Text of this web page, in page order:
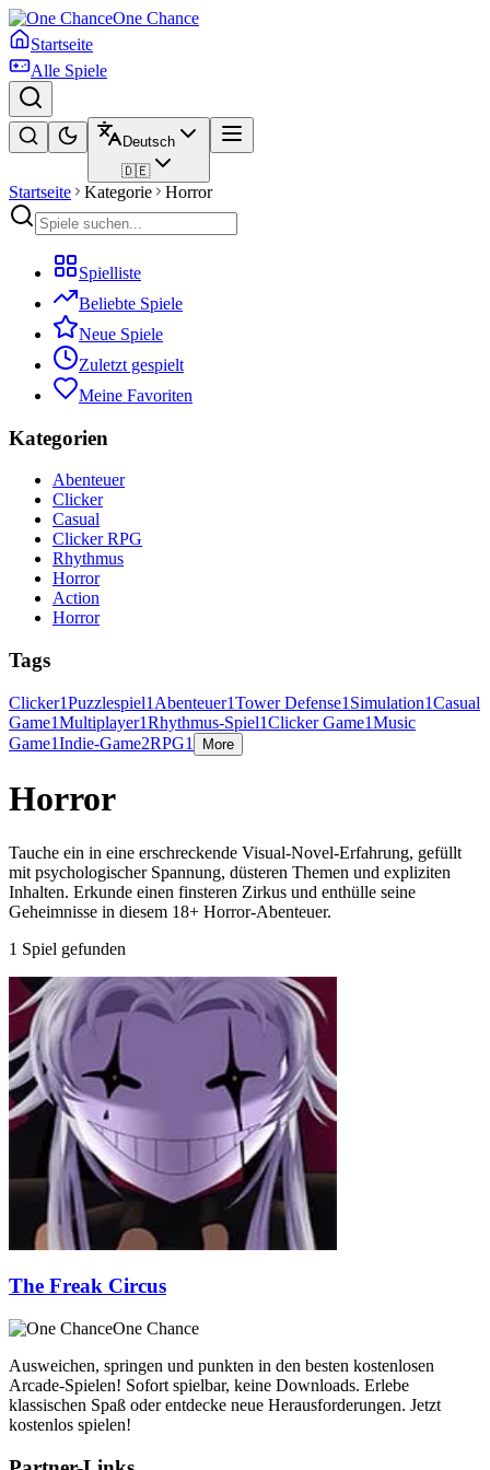
One Chance
Startseite
Alle Spiele
Deutsch
🇩🇪
Startseite Kategorie Horror
Spielliste
Beliebte Spiele
Neue Spiele
Zuletzt gespielt
Meine Favoriten
Kategorien
Abenteuer
Clicker
Casual
Clicker RPG
Rhythmus
Horror
Action
Horror
Tags
Clicker1Puzzlespiel1 Abenteuer1Tower Defense1 Simulation1Casual
Game1Multiplayer1Rhythmus-Spiel1Clicker Game1Music
Game1Indie-Game2RPG1 More
Horror
Tauche ein in eine erschreckende Visual-Novel-Erfahrung, gefüllt
mit psychologischer Spannung, düsteren Themen und expliziten
Inhalten. Erkunde einen finsteren Zirkus und enthülle seine
Geheimnisse in diesem 18+ Horror-Abenteuer.
1 Spiel gefunden
The Freak Circus
One Chance
Ausweichen, springen und punkten in den besten kostenlosen
Arcade-Spielen! Sofort spielbar, keine Downloads. Erlebe
klassischen Spaß oder entdecke neue Herausforderungen. Jetzt
kostenlos spielen!